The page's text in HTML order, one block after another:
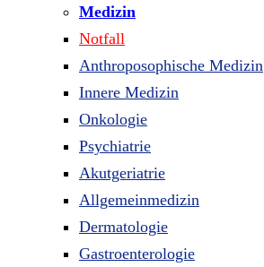
Medizin
Notfall
Anthroposophische Medizin
Innere Medizin
Onkologie
Psychiatrie
Akutgeriatrie
Allgemeinmedizin
Dermatologie
Gastroenterologie